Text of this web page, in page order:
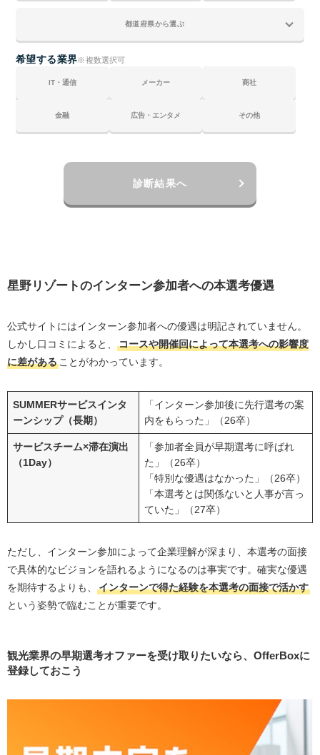
希望する業界※複数選択可
IT・通信 メーカー 商社
金融 広告・エンタメ その他
診断結果へ
星野リゾートのインターン参加者への本選考優遇
公式サイトにはインターン参加者への優遇は明記されていません。
しかし口コミによると、
コースや開催回によって本選考への影響度
に差があることがわかっています。
SUMMERサービスインタ
ーンシップ（長期）
「インターン参加後に先行選考の案
内をもらった」（26卒）
サービスチーム×滞在演出
（1Day）
「参加者全員が早期選考に呼ばれ
た」（26卒）
「特別な優遇はなかった」（26卒）
「本選考とは関係ないと人事が言っ
ていた」（27卒）
ただし、インターン参加によって企業理解が深まり、本選考の面接
で具体的なビジョンを語れるようになるのは事実です。確実な優遇
を期待するよりも、
インターンで得た経験を本選考の面接で活かす
という姿勢で臨むことが重要です。
観光業界の早期選考オファーを受け取りたいなら、OfferBoxに
登録しておこう